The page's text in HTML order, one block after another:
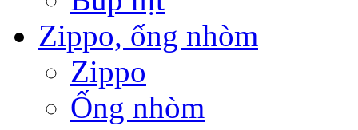
Zippo, ống nhòm
Zippo
Ống nhòm